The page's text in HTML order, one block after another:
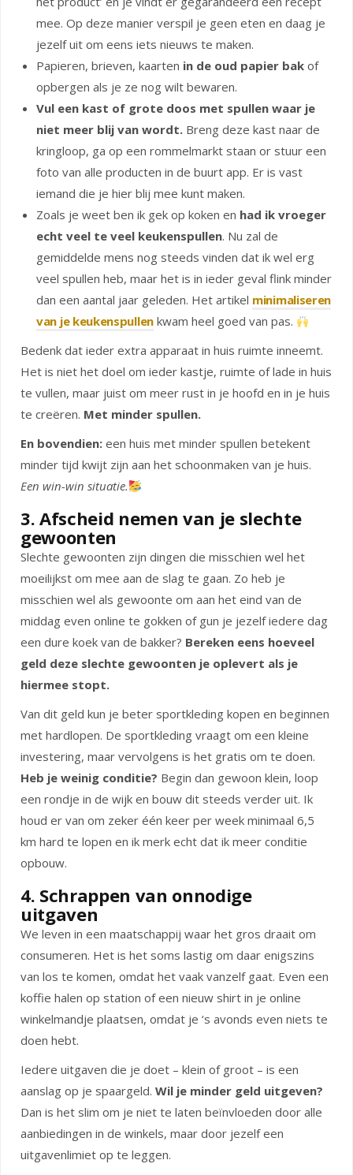
mee. Op deze manier verspil je geen eten en daag je
jezelf uit om eens iets nieuws te maken.
Papieren, brieven, kaarten in de oud papier bak of
opbergen als je ze nog wilt bewaren.
Vul een kast of grote doos met spullen waar je
niet meer blij van wordt. Breng deze kast naar de
kringloop, ga op een rommelmarkt staan or stuur een
foto van alle producten in de buurt app. Er is vast
iemand die je hier blij mee kunt maken.
Zoals je weet ben ik gek op koken en had ik vroeger
echt veel te veel keukenspullen. Nu zal de
gemiddelde mens nog steeds vinden dat ik wel erg
veel spullen heb, maar het is in ieder geval flink minder
dan een aantal jaar geleden. Het artikel minimaliseren
van je keukenspullen kwam heel goed van pas.
Bedenk dat ieder extra apparaat in huis ruimte inneemt.
Het is niet het doel om ieder kastje, ruimte of lade in huis
te vullen, maar juist om meer rust in je hoofd en in je huis
te creëren. Met minder spullen.
En bovendien: een huis met minder spullen betekent
minder tijd kwijt zijn aan het schoonmaken van je huis.
Een win-win situatie.
3. Afscheid nemen van je slechte
gewoonten
Slechte gewoonten zijn dingen die misschien wel het
moeilijkst om mee aan de slag te gaan. Zo heb je
misschien wel als gewoonte om aan het eind van de
middag even online te gokken of gun je jezelf iedere dag
een dure koek van de bakker? Bereken eens hoeveel
geld deze slechte gewoonten je oplevert als je
hiermee stopt.
Van dit geld kun je beter sportkleding kopen en beginnen
met hardlopen. De sportkleding vraagt om een kleine
investering, maar vervolgens is het gratis om te doen.
Heb je weinig conditie? Begin dan gewoon klein, loop
een rondje in de wijk en bouw dit steeds verder uit. Ik
houd er van om zeker één keer per week minimaal 6,5
km hard te lopen en ik merk echt dat ik meer conditie
opbouw.
4. Schrappen van onnodige
uitgaven
We leven in een maatschappij waar het gros draait om
consumeren. Het is het soms lastig om daar enigszins
van los te komen, omdat het vaak vanzelf gaat. Even een
koffie halen op station of een nieuw shirt in je online
winkelmandje plaatsen, omdat je ‘s avonds even niets te
doen hebt.
Iedere uitgaven die je doet – klein of groot – is een
aanslag op je spaargeld. Wil je minder geld uitgeven?
Dan is het slim om je niet te laten beïnvloeden door alle
aanbiedingen in de winkels, maar door jezelf een
uitgavenlimiet op te leggen.